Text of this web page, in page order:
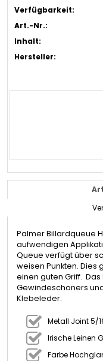
Verfügbarkeit:
Art.-Nr.:
Inhalt:
Hersteller:
Palmer Billardqueue
aufwendigen
Queue verfügt über
weisen Punkten. Dies
einen guten Griff.
Gewindeschoners
Klebeleder.
Metall Joint 5/
Irische Leinen
Farbe